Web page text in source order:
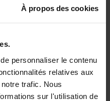
À propos des cookies
personnaliser le contenu
relatives aux
trafic. Nous
sur l'utilisation de
= Building
Jozefien De Feyter
Carolien Boom
2025 200